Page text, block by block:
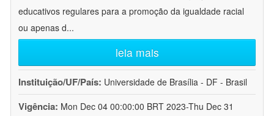
educativos regulares para a promoção da igualdade racial
ou apenas d...
leia mais
Instituição/UF/País: Universidade de Brasília - DF - Brasil
Vigência: Mon Dec 04 00:00:00 BRT 2023-Thu Dec 31